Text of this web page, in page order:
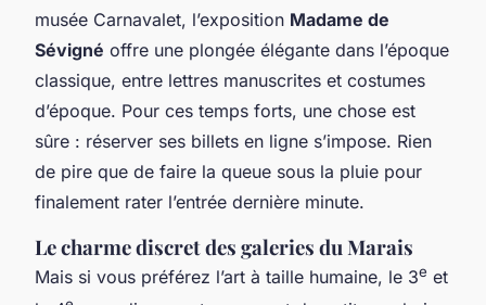
musée Carnavalet, l’exposition Madame de
Sévigné offre une plongée élégante dans l’époque
classique, entre lettres manuscrites et costumes
d’époque. Pour ces temps forts, une chose est
sûre : réserver ses billets en ligne s’impose. Rien
de pire que de faire la queue sous la pluie pour
finalement rater l’entrée dernière minute.
Le charme discret des galeries du Marais
Mais si vous préférez l’art à taille humaine, le 3e et